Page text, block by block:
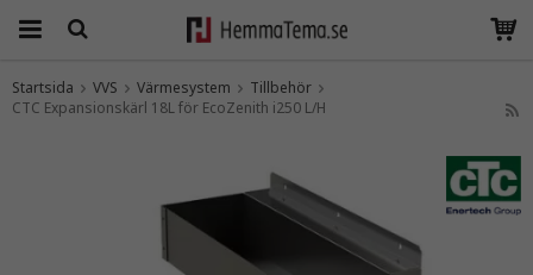
Produkten har blivit tillagd i varukorgen
Startsida VVS Värmesystem
Tillbehör
CTC Expansionskärl 18L för EcoZenith i250 L/H